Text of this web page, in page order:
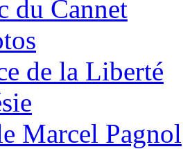
du Cannet
de la Liberté
Marcel Pagnol